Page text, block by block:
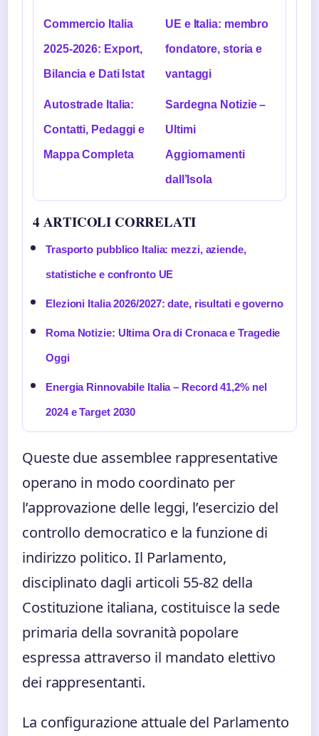
Commercio Italia
2025-2026: Export,
Bilancia e Dati Istat
UE e Italia: membro
fondatore, storia e
vantaggi
Autostrade Italia:
Contatti, Pedaggi e
Mappa Completa
Sardegna Notizie –
Ultimi
Aggiornamenti
dall’Isola
4 ARTICOLI CORRELATI
Trasporto pubblico Italia: mezzi, aziende,
statistiche e confronto UE
Elezioni Italia 2026/2027: date, risultati e governo
Roma Notizie: Ultima Ora di Cronaca e Tragedie
Oggi
Energia Rinnovabile Italia – Record 41,2% nel
2024 e Target 2030
Queste due assemblee rappresentative
operano in modo coordinato per
l’approvazione delle leggi, l’esercizio del
controllo democratico e la funzione di
indirizzo politico. Il Parlamento,
disciplinato dagli articoli 55-82 della
Costituzione italiana, costituisce la sede
primaria della sovranità popolare
espressa attraverso il mandato elettivo
dei rappresentanti.
La configurazione attuale del Parlamento